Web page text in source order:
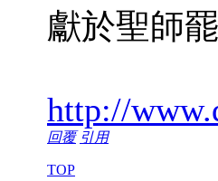
獻於聖師
http://
回覆 引用
TOP